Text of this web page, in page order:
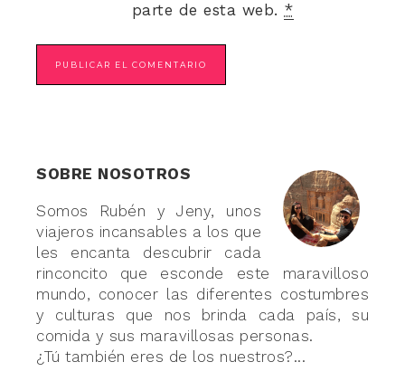
parte de esta web. *
SOBRE NOSOTROS
Somos Rubén y Jeny, unos
viajeros incansables a los que
les encanta descubrir cada
rinconcito que esconde este maravilloso
mundo, conocer las diferentes costumbres
y culturas que nos brinda cada país, su
comida y sus maravillosas personas.
¿Tú también eres de los nuestros?...